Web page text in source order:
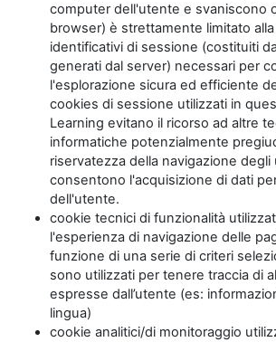
computer dell'utente e svaniscono
browser) è strettamente limitato
identificativi di sessione (costituiti
generati dal server) necessari per
l'esplorazione sicura ed efficiente
cookies di sessione utilizzati in
Learning evitano il ricorso ad altre
informatiche potenzialmente
riservatezza della navigazione
consentono l'acquisizione di dati
dell'utente.
cookie tecnici di funzionalità
l'esperienza di navigazione delle
funzione di una serie di criteri
sono utilizzati per tenere traccia di
espresse dall’utente (es:
lingua)
cookie analitici/di monitoraggio